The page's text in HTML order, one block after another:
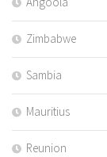
Zimbabwe
Sambia
Mauritius
Reunion